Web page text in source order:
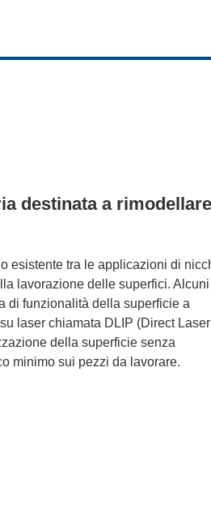
destinata a rimodellare
esistente tra le applicazioni di
lavorazione delle superfici. Alcuni
di funzionalità della superficie a
laser chiamata DLIP (Direct Laser
della superficie senza
minimo sui pezzi da lavorare.